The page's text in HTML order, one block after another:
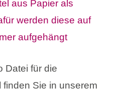
Datei für die
Sie in unserem